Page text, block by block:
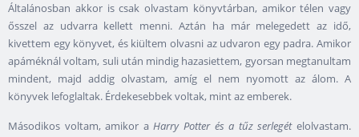
Általánosban akkor is csak olvastam könyvtárban, amikor télen vagy
ősszel az udvarra kellett menni. Aztán ha már melegedett az idő,
kivettem egy könyvet, és kiültem olvasni az udvaron egy padra. Amikor
apáméknál voltam, suli után mindig hazasiettem, gyorsan megtanultam
mindent, majd addig olvastam, amíg el nem nyomott az álom. A
könyvek lefoglaltak. Érdekesebbek voltak, mint az emberek.
Másodikos voltam, amikor aHarry Potter és a tűz serlegételolvastam.